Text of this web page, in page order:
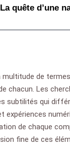
La quête d’une
multitude de
chacun. Les
subtilités qui
expériences
de chaque
fine de ces